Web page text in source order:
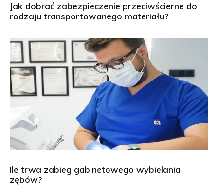
Jak dobrać zabezpieczenie przeciwścierne do
rodzaju transportowanego materiału?
Ile trwa zabieg gabinetowego wybielania
zębów?